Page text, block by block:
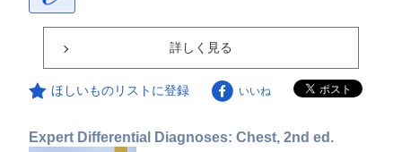
詳しく見る
ほしいものリストに登録 いいね
Expert Differential Diagnoses: Chest, 2nd ed.